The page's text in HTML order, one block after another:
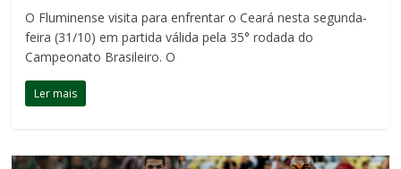
O Fluminense visita para enfrentar o Ceará nesta segunda-
feira (31/10) em partida válida pela 35° rodada do
Campeonato Brasileiro. O
Ler mais